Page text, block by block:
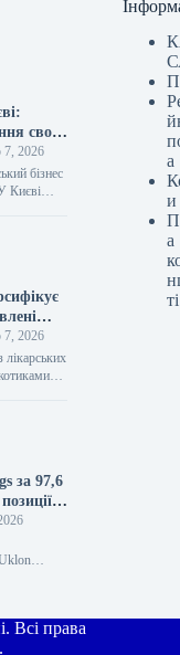
свого
7, 2026
бізнес
Києві
7, 2026
за 97,6
а
и
а
ті
Всі права